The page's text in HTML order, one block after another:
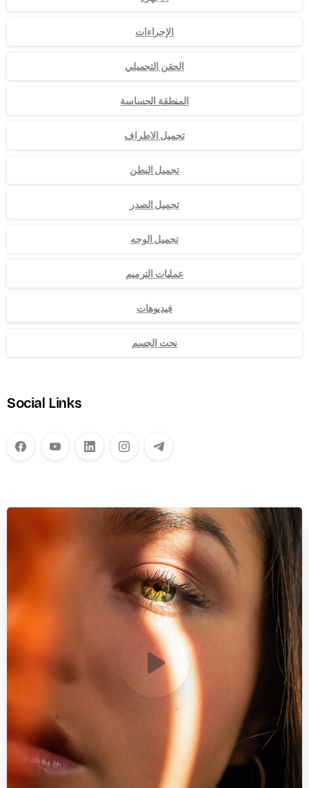
الإجراءات
الحقن التجميلي
المنطقة الحساسة
تجميل الاطراف
تجميل البطن
تجميل الصدر
تجميل الوجه
عمليات الترميم
فيديوهات
نحت الجسم
Social Links